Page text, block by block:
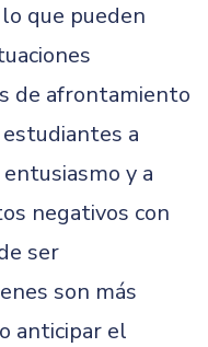
que pueden
de afrontamiento
a
y a
negativos con
ser
son más
anticipar el